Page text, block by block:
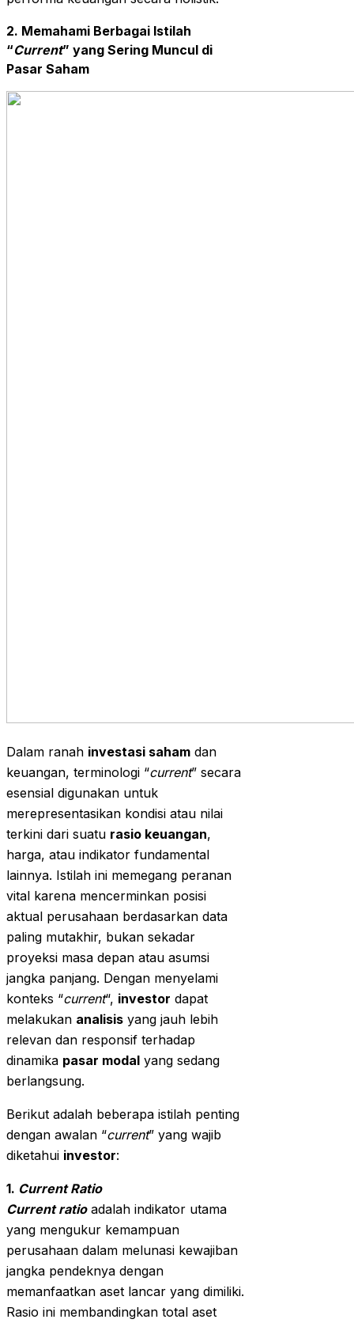
2. Memahami Berbagai Istilah
“Current” yang Sering Muncul di
Pasar Saham
Dalam ranah investasi saham dan
keuangan, terminologi “current” secara
esensial digunakan untuk
merepresentasikan kondisi atau nilai
terkini dari suatu rasio keuangan,
harga, atau indikator fundamental
lainnya. Istilah ini memegang peranan
vital karena mencerminkan posisi
aktual perusahaan berdasarkan data
paling mutakhir, bukan sekadar
proyeksi masa depan atau asumsi
jangka panjang. Dengan menyelami
konteks “current“, investor dapat
melakukan analisis yang jauh lebih
relevan dan responsif terhadap
dinamika pasar modal yang sedang
berlangsung.
Berikut adalah beberapa istilah penting
dengan awalan “current” yang wajib
diketahui investor:
1. Current Ratio
Current ratioadalah indikator utama
yang mengukur kemampuan
perusahaan dalam melunasi kewajiban
jangka pendeknya dengan
memanfaatkan aset lancar yang dimiliki.
Rasio ini membandingkan total aset